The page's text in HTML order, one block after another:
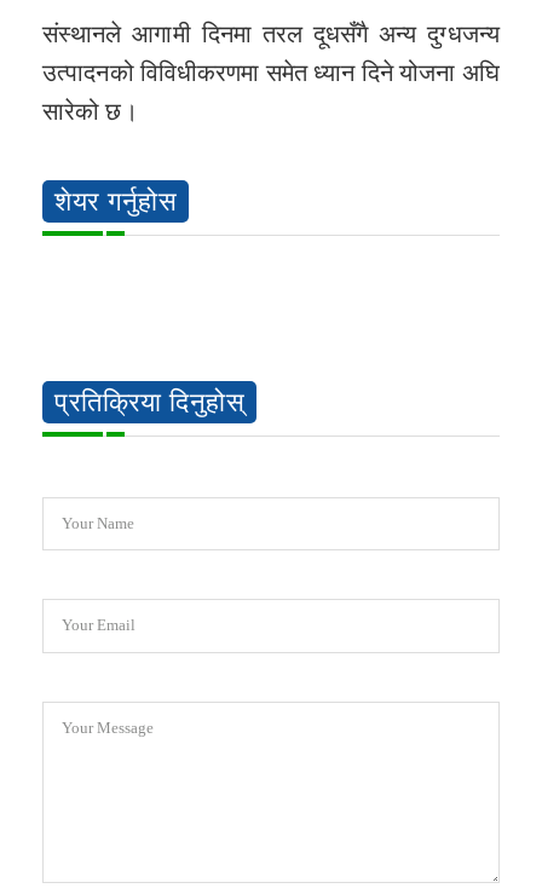
संस्थानले आगामी दिनमा तरल दूधसँगै अन्य दुग्धजन्य
उत्पादनको विविधीकरणमा समेत ध्यान दिने योजना अघि
सारेको छ।
शेयर गर्नुहोस
प्रतिक्रिया दिनुहोस्
Your Name
Your Email
Your Message